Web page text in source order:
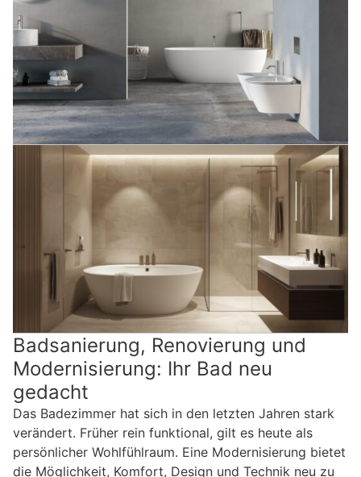
Badsanierung, Renovierung und
Modernisierung: Ihr Bad neu
gedacht
Das Badezimmer hat sich in den letzten Jahren stark
verändert. Früher rein funktional, gilt es heute als
persönlicher Wohlfühlraum. Eine Modernisierung bietet
die Möglichkeit, Komfort, Design und Technik neu zu